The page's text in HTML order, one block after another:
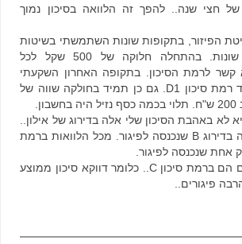
חצי שנה.. להפך זה הלוואה בסיכון נמוך
הפיזור, בתקופות שונות השתמשתי בשיטות
אוטומטיות שונות. בהתחלה חלוקה של 500 שקל לכל
קשר לרמת הסיכון. בתקופה האחרון השקעתי
בהלוואות עד רמת סיכון D1. גם כן תמיד בחולקה שווה של
לא באהבת הסיכון שלי אלה בדירוג של אילון..
יש לי הלוואה בדירוג B שנכנסה לפיגור. מכל הלוואות ברמת
רוב הפיגורים הם ברמת סיכון C.. כלומר דווקא סיכון ממוצע
פיגורים..